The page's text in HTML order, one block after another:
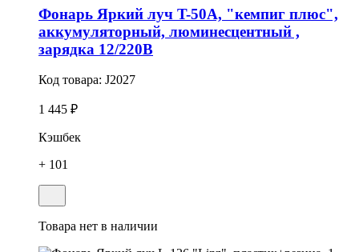
Фонарь Яркий луч T-50A, "кемпиг плюс",
аккумуляторный, люминесцентный ,
зарядка 12/220В
Код товара: J2027
1 445 ₽
Кэшбек
+ 101
Товара нет в наличии